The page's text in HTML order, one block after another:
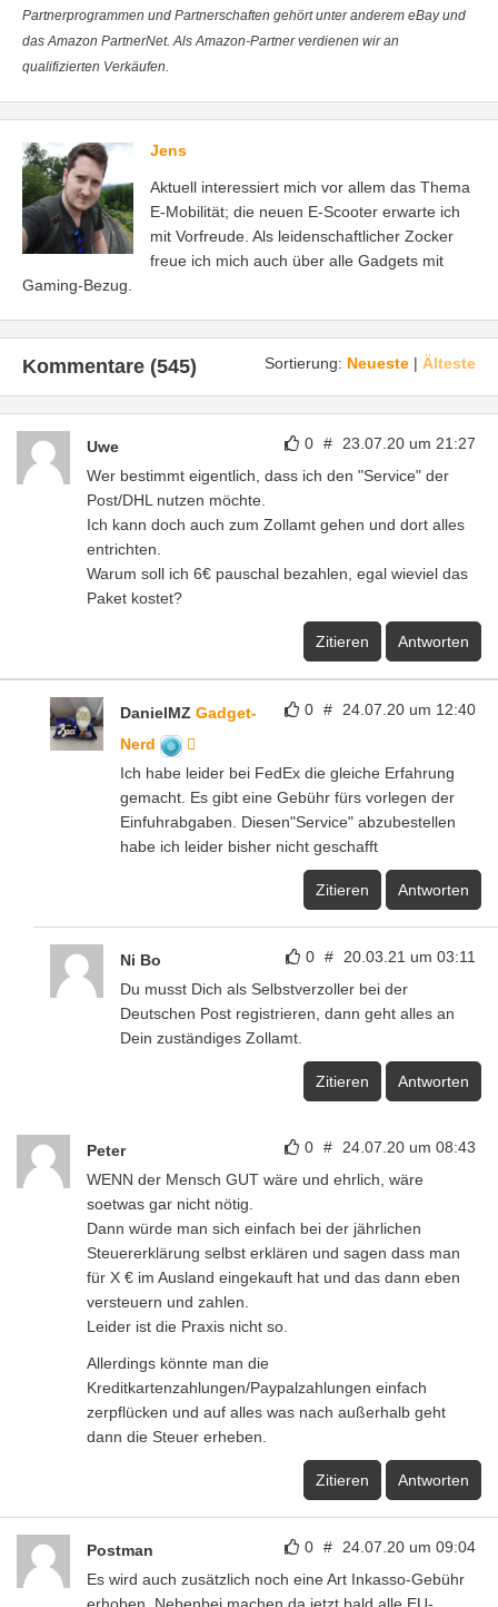
Partnerprogrammen und Partnerschaften gehört unter anderem eBay und
das Amazon PartnerNet. Als Amazon-Partner verdienen wir an
qualifizierten Verkäufen.
Jens
Aktuell interessiert mich vor allem das Thema
E-Mobilität; die neuen E-Scooter erwarte ich
mit Vorfreude. Als leidenschaftlicher Zocker
freue ich mich auch über alle Gadgets mit
Gaming-Bezug.
Sortierung: Neueste | Älteste
Kommentare (545)
0 # 23.07.20 um 21:27
Uwe
Wer bestimmt eigentlich, dass ich den "Service" der
Post/DHL nutzen möchte.
Ich kann doch auch zum Zollamt gehen und dort alles
entrichten.
Warum soll ich 6€ pauschal bezahlen, egal wieviel das
Paket kostet?
Zitieren Antworten
0 # 24.07.20 um 12:40
DanielMZ Gadget-
Nerd
Ich habe leider bei FedEx die gleiche Erfahrung
gemacht. Es gibt eine Gebühr fürs vorlegen der
Einfuhrabgaben. Diesen"Service" abzubestellen
habe ich leider bisher nicht geschafft
Zitieren Antworten
0 # 20.03.21 um 03:11
Ni Bo
Du musst Dich als Selbstverzoller bei der
Deutschen Post registrieren, dann geht alles an
Dein zuständiges Zollamt.
Zitieren Antworten
0 # 24.07.20 um 08:43
Peter
WENN der Mensch GUT wäre und ehrlich, wäre
soetwas gar nicht nötig.
Dann würde man sich einfach bei der jährlichen
Steuererklärung selbst erklären und sagen dass man
für X € im Ausland eingekauft hat und das dann eben
versteuern und zahlen.
Leider ist die Praxis nicht so.
Allerdings könnte man die
Kreditkartenzahlungen/Paypalzahlungen einfach
zerpflücken und auf alles was nach außerhalb geht
dann die Steuer erheben.
Zitieren Antworten
0 # 24.07.20 um 09:04
Postman
Es wird auch zusätzlich noch eine Art Inkasso-Gebühr